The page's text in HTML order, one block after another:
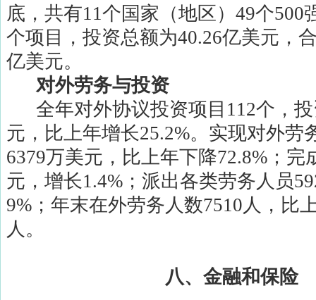
底，共有11个国家（地区） 49个500
个项目，投资总额为40.26亿美元，
亿美元。
对外劳务与投资
全年对外协议投资项目 112个，
元，比上年增长25.2%。实现对外劳
6379万美元，比上年下降72.8% ；完
元，增长1.4% ；派出各类劳务人员
9% ；年末在外劳务人数7510人，比
人。
八、金融和保险